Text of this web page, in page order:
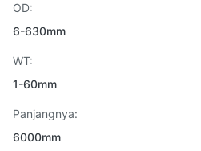
OD:
6-630mm
WT:
1-60mm
Panjangnya:
6000mm